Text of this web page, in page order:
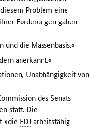
Problem eine
Forderungen gaben
und die Massenbasis.«
anerkannt.«
Unabhängigkeit von
des Senats
statt. Die
»die FDJ arbeitsfähig